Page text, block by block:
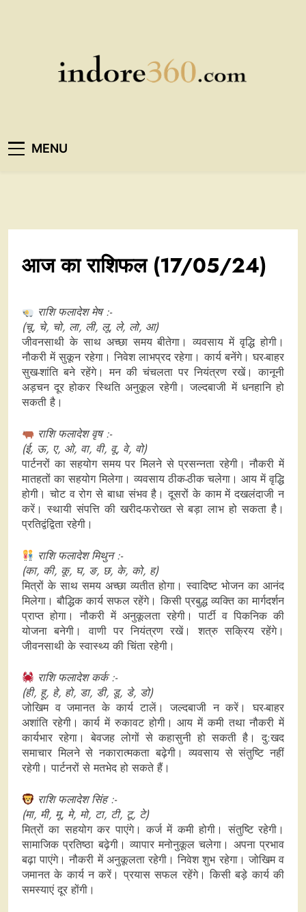
Indore360
MENU
आज का राशिफल (17/05/24)
राशि फलादेश मेष :-
(चू, चे, चो, ला, ली, लू, ले, लो, आ)
जीवनसाथी के साथ अच्छा समय बीतेगा। व्यवसाय में वृद्धि होगी।
नौकरी में सुकून रहेगा। निवेश लाभप्रद रहेगा। कार्य बनेंगे। घर-बाहर
सुख-शांति बने रहेंगे। मन की चंचलता पर नियंत्रण रखें। कानूनी
अड़चन दूर होकर स्थिति अनुकूल रहेगी। जल्दबाजी में धनहानि हो
सकती है।
राशि फलादेश वृष :-
(ई, ऊ, ए, ओ, वा, वी, वू, वे, वो)
पार्टनरों का सहयोग समय पर मिलने से प्रसन्नता रहेगी। नौकरी में
मातहतों का सहयोग मिलेगा। व्यवसाय ठीक-ठीक चलेगा। आय में वृद्धि
होगी। चोट व रोग से बाधा संभव है। दूसरों के काम में दखलंदाजी न
करें। स्थायी संपत्ति की खरीद-फरोख्त से बड़ा लाभ हो सकता है।
प्रतिद्वंद्विता रहेगी।
राशि फलादेश मिथुन :-
(का, की, कू, घ, ङ, छ, के, को, ह)
मित्रों के साथ समय अच्‍छा व्यतीत होगा। स्वादिष्ट भोजन का आनंद
मिलेगा। बौद्धिक कार्य सफल रहेंगे। किसी प्रबुद्ध व्यक्ति का मार्गदर्शन
प्राप्त होगा। नौकरी में अनुकूलता रहेगी। पार्टी व पिकनिक की
योजना बनेगी। वाणी पर नियंत्रण रखें। शत्रु सक्रिय रहेंगे।
जीवनसाथी के स्वास्थ्य की चिंता रहेगी।
राशि फलादेश कर्क :-
(ही, हू, हे, हो, डा, डी, डू, डे, डो)
जोखिम व जमानत के कार्य टालें। जल्दबाजी न करें। घर-बाहर
अशांति रहेगी। कार्य में रुकावट होगी। आय में कमी तथा नौकरी में
कार्यभार रहेगा। बेवजह लोगों से कहासुनी हो सकती है। दु:खद
समाचार मिलने से नकारात्मकता बढ़ेगी। व्यवसाय से संतुष्टि नहीं
रहेगी। पार्टनरों से मतभेद हो सकते हैं।
राशि फलादेश सिंह :-
(मा, मी, मू, मे, मो, टा, टी, टू, टे)
मित्रों का सहयोग कर पाएंगे। कर्ज में कमी होगी। संतुष्टि रहेगी।
सामाजिक प्रतिष्ठा बढ़ेगी। व्यापार मनोनुकूल चलेगा। अपना प्रभाव
बढ़ा पाएंगे। नौकरी में अनुकूलता रहेगी। निवेश शुभ रहेगा। जोखिम व
जमानत के कार्य न करें। प्रयास सफल रहेंगे। किसी बड़े कार्य की
समस्याएं दूर होंगी।